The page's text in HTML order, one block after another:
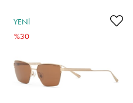
%30
YENI
ÜRÜN